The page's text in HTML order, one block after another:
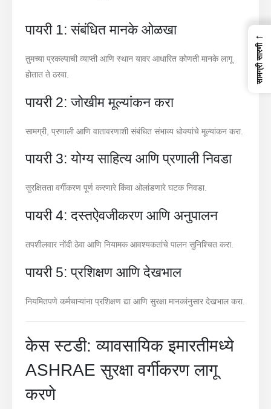
पायरी 1: संबंधित मानके ओळखा
तुमच्या प्रकल्पाची व्याप्ती आणि स्थान यावर आधारित कोणती मानके लागू
होतात ते ठरवा.
पायरी 2: जोखीम मूल्यांकन करा
सामग्री, प्रणाली आणि वातावरणाशी संबंधित संभाव्य धोक्यांचे मूल्यांकन करा.
पायरी 3: योग्य साहित्य आणि प्रणाली निवडा
सुरक्षितता वर्गीकरण पूर्ण करणारे किंवा ओलांडणारे घटक निवडा.
पायरी 4: दस्तऐवजीकरण आणि अनुपालन
तपशीलवार नोंदी ठेवा आणि नियामक आवश्यकतांचे पालन सुनिश्चित करा.
पायरी 5: प्रशिक्षण आणि देखभाल
नियमितपणे कर्मचाऱ्यांना प्रशिक्षण द्या आणि सुरक्षा मानकांनुसार देखभाल करा.
केस स्टडी: व्यावसायिक इमारतीमध्ये
ASHRAE सुरक्षा वर्गीकरण लागू
करणे
←
सामग्री सारणी